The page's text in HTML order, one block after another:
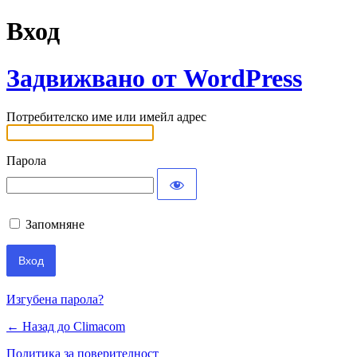
Вход
Задвижвано от WordPress
Потребителско име или имейл адрес
Парола
Запомняне
Изгубена парола?
← Назад до Climacom
Политика за поверителност